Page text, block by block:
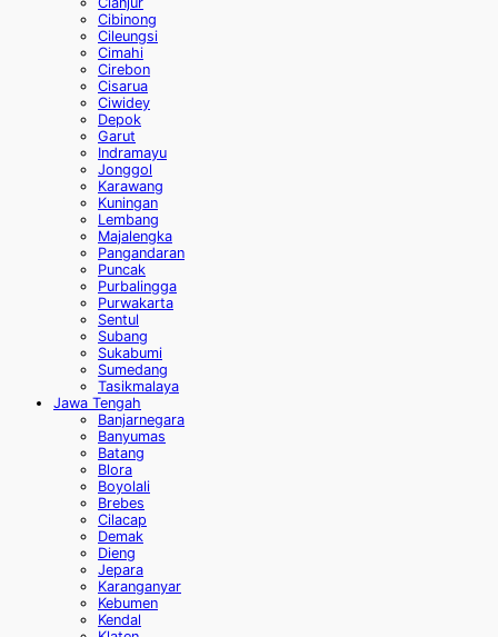
Cibinong
Cileungsi
Cimahi
Cirebon
Cisarua
Ciwidey
Depok
Garut
Indramayu
Jonggol
Karawang
Kuningan
Lembang
Majalengka
Pangandaran
Puncak
Purbalingga
Purwakarta
Sentul
Subang
Sukabumi
Sumedang
Tasikmalaya
Jawa Tengah
Banjarnegara
Banyumas
Batang
Blora
Boyolali
Brebes
Cilacap
Demak
Dieng
Jepara
Karanganyar
Kebumen
Kendal